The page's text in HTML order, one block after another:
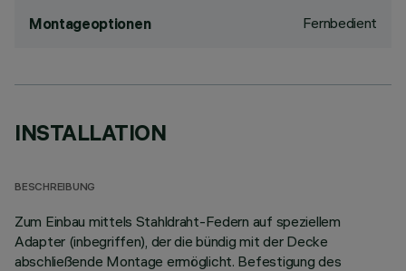
Montageoptionen Fernbedient
INSTALLATION
BESCHREIBUNG
Zum Einbau mittels Stahldraht-Federn auf speziellem
Adapter (inbegriffen), der die bündig mit der Decke
abschließende Montage ermöglicht. Befestigung des